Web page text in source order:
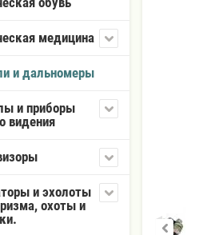
медицина
и дальномеры
и приборы
видения
и эхолоты
охоты и